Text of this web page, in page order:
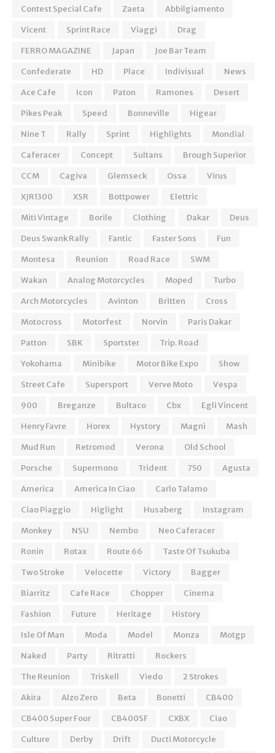
Contest Special Cafe
Zaeta
Abbilgiamento
Vicent
Sprint Race Viaggi
Drag
FERRO MAGAZINE
Japan
Joe Bar Team
Confederate
HD Place Indivisual
News
Ace Cafe
Icon Paton Ramones
Desert
Pikes Peak
Speed Bonneville
Higear
Nine T
Rally Sprint Highlights
Mondial
Caferacer
Concept Sultans
Brough Superior
CCM
Cagiva Glemseck Ossa
Virus
XJR1300
XSR Bottpower
Elettric
Miti Vintage
Borile Clothing Dakar
Deus
Deus Swank Rally
Fantic Faster Sons
Fun
Montesa
Reunion Road Race
SWM
Wakan
Analog Motorcycles Moped
Turbo
Arch Motorcycles
Avinton Britten
Cross
Motocross
Motorfest Norvin
Paris Dakar
Patton
SBK Sportster
Trip. Road
Yokohama
Minibike Motor Bike Expo
Show
Street Cafe
Supersport Verve Moto
Vespa
900
Breganze Bultaco Cbx
Egli Vincent
Henry Favre
Horex Hystory Magni
Mash
Mud Run
Retromod Verona
Old School
Porsche
Supermono Trident 750
Agusta
America
America In Ciao
Carlo Talamo
Ciao Piaggio
Higlight Husaberg
Instagram
Monkey
NSU Nembo
Neo Caferacer
Ronin
Rotax Route 66
Taste Of Tsukuba
Two Stroke
Velocette Victory
Bagger
Biarritz
Cafe Race Chopper
Cinema
Fashion
Future Heritage
History
Isle Of Man
Moda Model Monza
Motgp
Naked
Party Ritratti
Rockers
The Reunion
Triskell Viedo
2 Strokes
Akira
Alzo Zero Beta Bonetti
CB400
CB400 Super Four
CB400SF CXBX
Ciao
Culture
Derby Drift Ducti Motorcycle